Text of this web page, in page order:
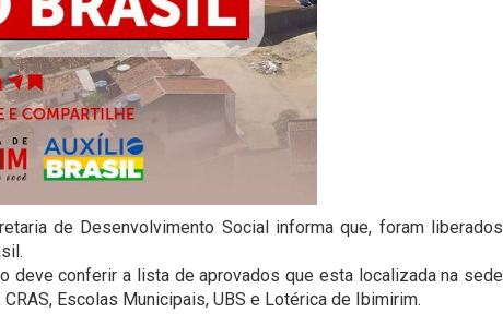
de Desenvolvimento Social informa que, foram liberados
deve conferir a lista de aprovados que esta localizada na sede
Escolas Municipais, UBS e Lotérica de Ibimirim.